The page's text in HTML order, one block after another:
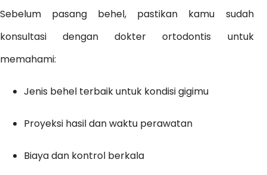
Sebelum pasang behel, pastikan kamu sudah
konsultasi dengan dokter ortodontis untuk
memahami:
Jenis behel terbaik untuk kondisi gigimu
Proyeksi hasil dan waktu perawatan
Biaya dan kontrol berkala